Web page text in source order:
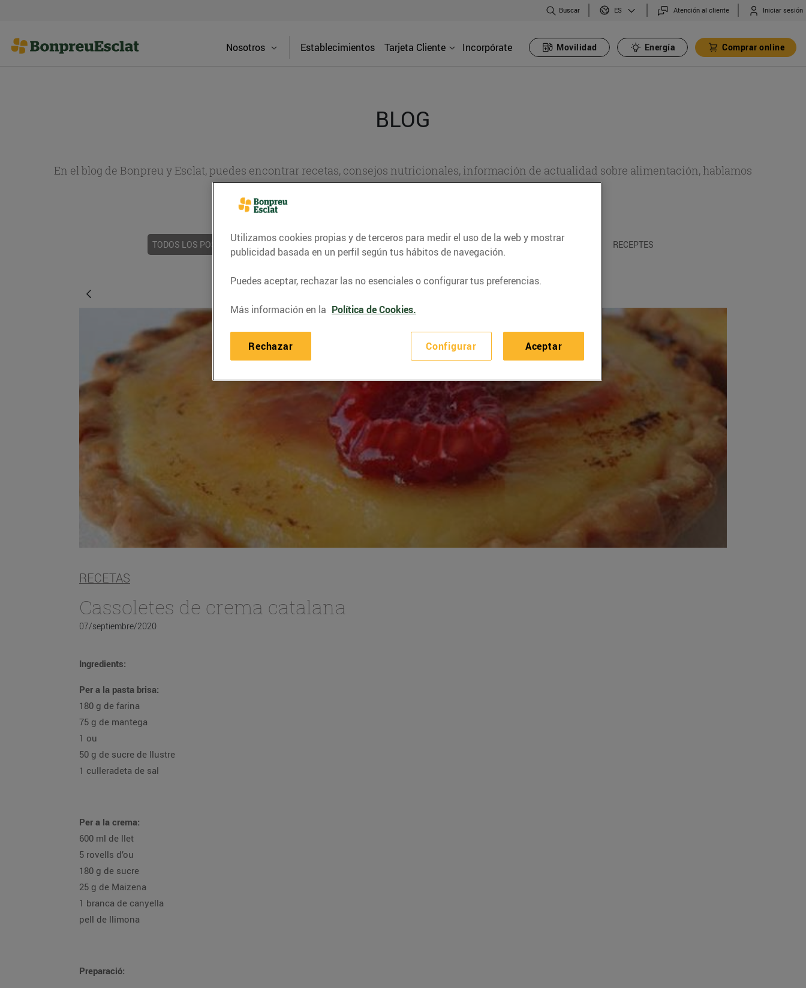
Buscar ES Atención al cliente Iniciar sesión
Nosotros Establecimientos Tarjeta Cliente Incorpórate Movilidad Energía Comprar online
BLOG
En el blog de Bonpreu y Esclat, puedes encontrar recetas, consejos nutricionales, información de actualidad sobre alimentación, hablamos
TODOS LOS POSTS ACTUALITAT CONSELLS I HÀBITS SALUDABLES ENERGIA GASTRONOMIA I TRADICIONS RECEPTES
RECETAS
Cassoletes de crema catalana
07/septiembre/2020
Ingredients:
Per a la pasta brisa:
180 g de farina
75 g de mantega
1 ou
50 g de sucre de llustre
1 culleradeta de sal
Per a la crema:
600 ml de llet
5 rovells d’ou
180 g de sucre
25 g de Maizena
1 branca de canyella
pell de llimona
Preparació:
Utilizamos cookies propias y de terceros para medir el uso de la web y mostrar
publicidad basada en un perfil según tus hábitos de navegación.
Puedes aceptar, rechazar las no esenciales o configurar tus preferencias.
Más información en la Política de Cookies.
Configurar
Rechazar Aceptar